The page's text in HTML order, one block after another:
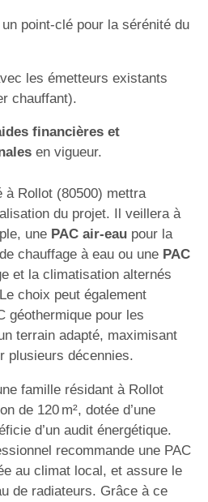
point-clé pour la sérénité du
les émetteurs existants
chauffant).
financières et
en vigueur.
à Rollot (80500) mettra
du projet. Il veillera à
une PAC air-eau pour la
chauffage à eau ou une PAC
et la climatisation alternés
choix peut également
géothermique pour les
terrain adapté, maximisant
plusieurs décennies.
famille résidant à Rollot
de 120 m², dotée d’une
d’un audit énergétique.
recommande une PAC
au climat local, et assure le
de radiateurs. Grâce à ce